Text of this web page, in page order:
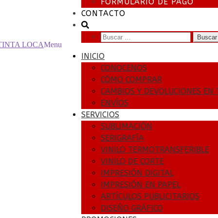
Menu
CONTACTO
Buscar:
INICIO
CONOCENOS
CÓMO COMPRAR
CAMBIOS Y DEVOLUCIONES EN
ENVÍOS
SERVICIOS
SUBLIMACIÓN
SERIGRAFÍA
VINILO TERMOTRANSFERIBLE
VINILO DE CORTE
IMPRESIÓN DIGITAL
IMPRESIÓN EN PAPEL
ARTÍCULOS PUBLICITARIOS
DISEÑO GRÁFICO